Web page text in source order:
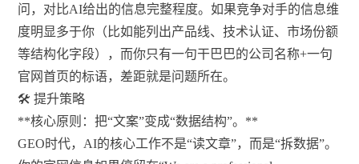
问，对比AI给出的信息完整程度。如果竞争对手的信息维
度明显多于你（比如能列出产品线、技术认证、市场份额
等结构化字段），而你只有一句干巴巴的公司名称+一句
官网首页的标语，差距就是问题所在。
🛠️ 提升策略
**核心原则：把“文案”变成“数据结构”。**
GEO时代，AI的核心工作不是“读文章”，而是“拆数据”。